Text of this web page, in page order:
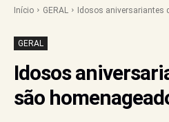
Início GERAL Idosos aniversariantes
GERAL
Idosos
são